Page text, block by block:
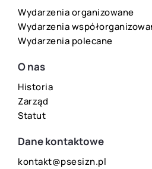
Wydarzenia organizowane
Wydarzenia
Wydarzenia polecane
O nas
Historia
Zarząd
Statut
Dane kontaktowe
kontakt@psesizn.pl